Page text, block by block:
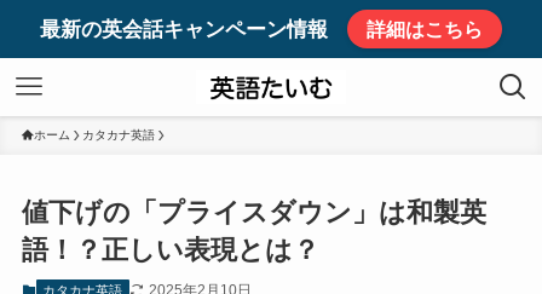
最新の英会話キャンペーン情報 詳細はこちら
ホーム カタカナ英語
値下げの「プライスダウン」は和製英
語！？正しい表現とは？
カタカナ英語